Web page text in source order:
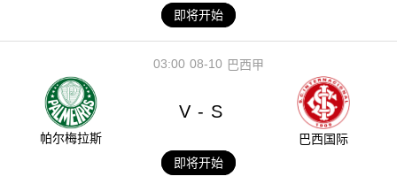
即将开始
08-10
03:00 巴西甲
帕尔梅拉斯
V - S
巴西国际
即将开始